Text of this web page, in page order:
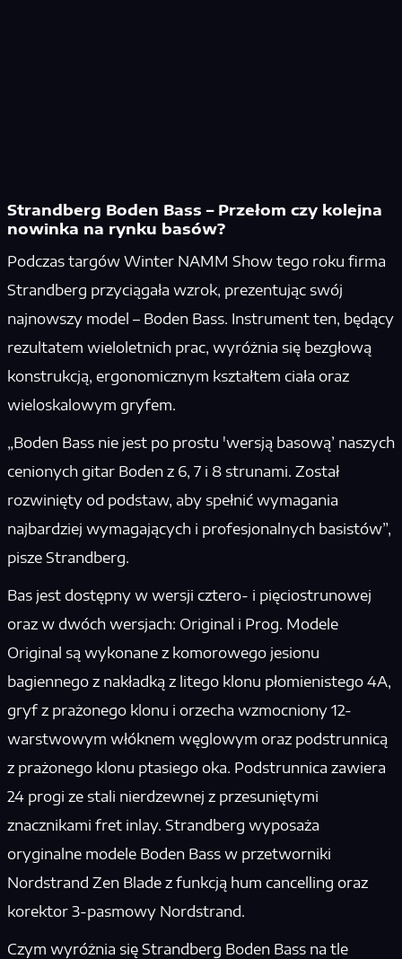
Strandberg Boden Bass – Przełom czy kolejna
nowinka na rynku basów?
Podczas targów Winter NAMM Show tego roku firma
Strandberg przyciągała wzrok, prezentując swój
najnowszy model – Boden Bass. Instrument ten, będący
rezultatem wieloletnich prac, wyróżnia się bezgłową
konstrukcją, ergonomicznym kształtem ciała oraz
wieloskalowym gryfem.
„Boden Bass nie jest po prostu 'wersją basową’ naszych
cenionych gitar Boden z 6, 7 i 8 strunami. Został
rozwinięty od podstaw, aby spełnić wymagania
najbardziej wymagających i profesjonalnych basistów”,
pisze Strandberg.
Bas jest dostępny w wersji cztero- i pięciostrunowej
oraz w dwóch wersjach: Original i Prog. Modele
Original są wykonane z komorowego jesionu
bagiennego z nakładką z litego klonu płomienistego 4A,
gryf z prażonego klonu i orzecha wzmocniony 12-
warstwowym włóknem węglowym oraz podstrunnicą
z prażonego klonu ptasiego oka. Podstrunnica zawiera
24 progi ze stali nierdzewnej z przesuniętymi
znacznikami fret inlay. Strandberg wyposaża
oryginalne modele Boden Bass w przetworniki
Nordstrand Zen Blade z funkcją hum cancelling oraz
korektor 3-pasmowy Nordstrand.
Czym wyróżnia się Strandberg Boden Bass na tle